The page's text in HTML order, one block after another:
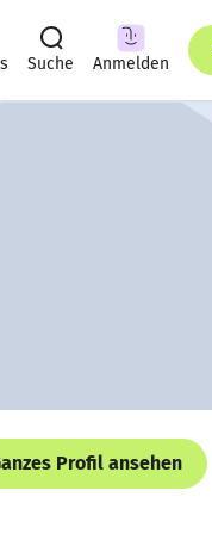
Suche Anmelden
Profil ansehen